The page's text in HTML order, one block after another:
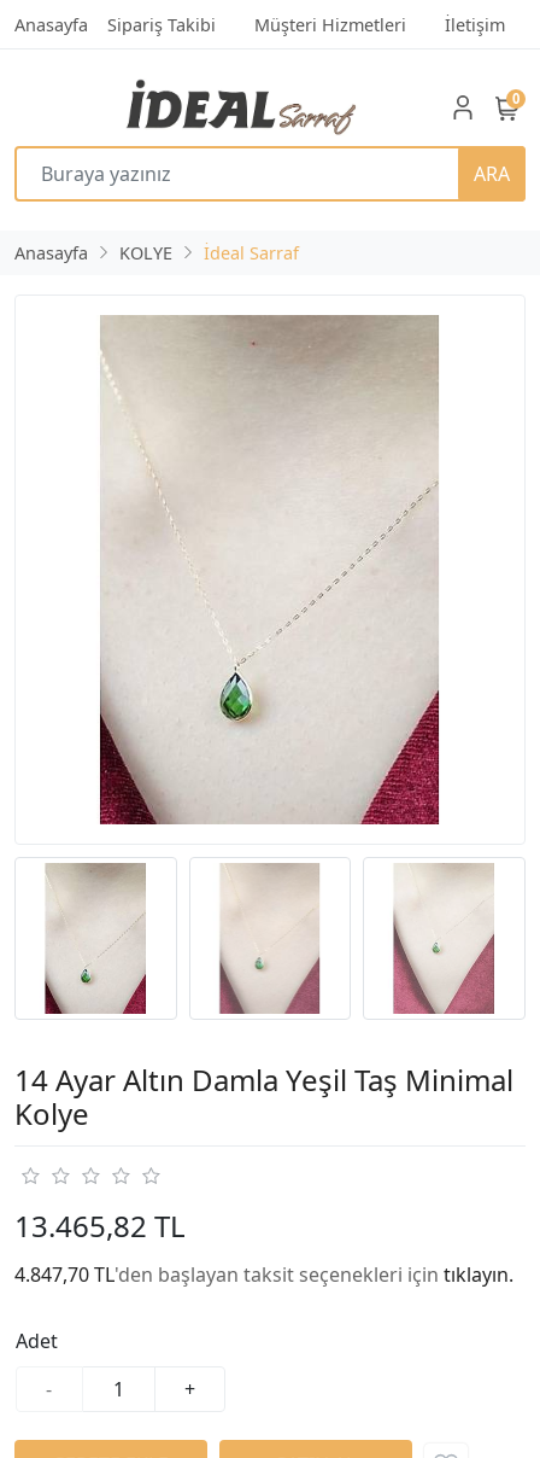
Anasayfa Sipariş Takibi Müşteri Hizmetleri İletişim
ARA
0
Anasayfa KOLYE İdeal Sarraf
14 Ayar Altın Damla Yeşil Taş Minimal
Kolye
13.465,82 TL
4.847,70 TL'den başlayan taksit seçenekleri için tıklayın.
Adet
-
+